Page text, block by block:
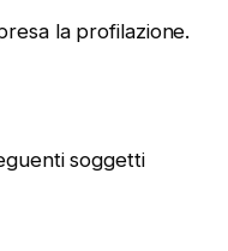
la profilazione.
soggetti